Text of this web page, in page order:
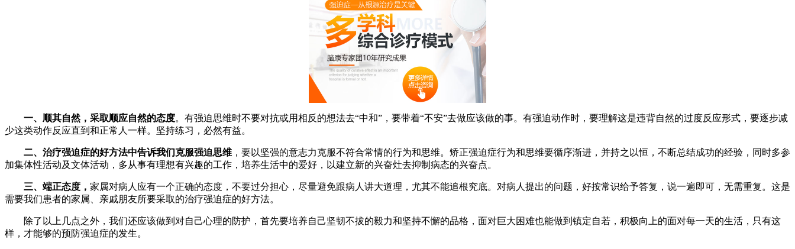
一、顺其自然，采取顺应自然的态度。有强迫思维时不要对抗或用相反的想法去“中和”，要带着“不安”去做应该做的事。有强迫动作时，要理解这是违背自然的过度反应形式，要逐步减
少这类动作反应直到和正常人一样。坚持练习，必然有益。
二、治疗强迫症的好方法中告诉我们克服强迫思维 ，要以坚强的意志力克服不符合常情的行为和思维。矫正强迫症行为和思维要循序渐进，并持之以恒，不断总结成功的经验，同时多参
加集体性活动及文体活动，多从事有理想有兴趣的工作，培养生活中的爱好，以建立新的兴奋灶去抑制病态的兴奋点。
三、端正态度， 家属对病人应有一个正确的态度，不要过分担心，尽量避免跟病人讲大道理，尤其不能追根究底。对病人提出的问题，好按常识给予答复，说一遍即可，无需重复。这是
需要我们患者的家属、亲戚朋友所要采取的治疗强迫症的好方法。
除了以上几点之外，我们还应该做到对自己心理的防护，首先要培养自己坚韧不拔的毅力和坚持不懈的品格，面对巨大困难也能做到镇定自若，积极向上的面对每一天的生活，只有这
样，才能够的预防强迫症的发生。